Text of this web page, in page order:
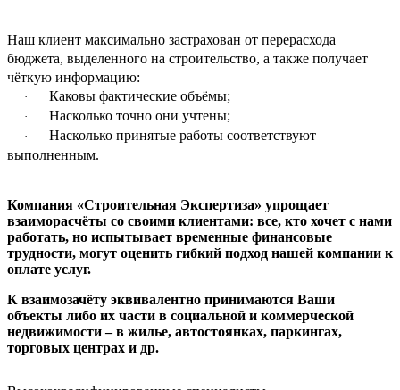
Наш клиент максимально застрахован от перерасхода
бюджета, выделенного на строительство, а также получает
чёткую информацию:
· Каковы фактические объёмы;
· Насколько точно они учтены;
·
Насколько принятые работы соответствуют
выполненным.
Компания «Строительная Экспертиза» упрощает
взаиморасчёты со своими клиентами: все, кто хочет с нами
работать, но испытывает временные финансовые
трудности, могут оценить гибкий подход нашей компании к
оплате услуг.
К взаимозачёту эквивалентно принимаются Ваши
объекты либо их части в социальной и коммерческой
недвижимости – в жилье, автостоянках, паркингах,
торговых центрах и др.